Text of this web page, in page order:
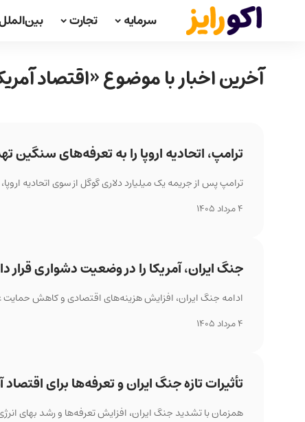
سرمایه تجارت
آخرین اخبار با موضوع «اقتصاد
ترامپ، اتحادیه اروپا را به تعرفه‌های سنگین
ترامپ پس از جریمه یک میلیارد دلاری گوگل از سوی اتحادیه
4 مرداد 1405
جنگ ایران، آمریکا را در وضعیت دشواری قرار
ادامه جنگ ایران، افزایش هزینه‌های اقتصادی و کاهش حمایت
4 مرداد 1405
تأثیرات تازه جنگ ایران و تعرفه‌ها برای اقتصاد
همزمان با تشدید جنگ ایران، افزایش تعرفه‌ها و رشد بهای